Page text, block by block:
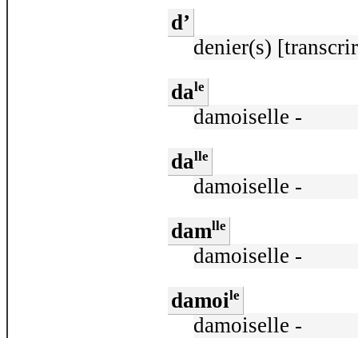
d’
denier(s)
dale
damoiselle -
dalle
damoiselle -
damlle
damoiselle -
damoile
damoiselle -